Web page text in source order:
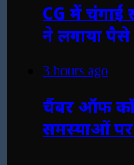
CG में
ने लगाया पैसे
3 hours ago
चैंबर ऑफ
समस्याओं पर